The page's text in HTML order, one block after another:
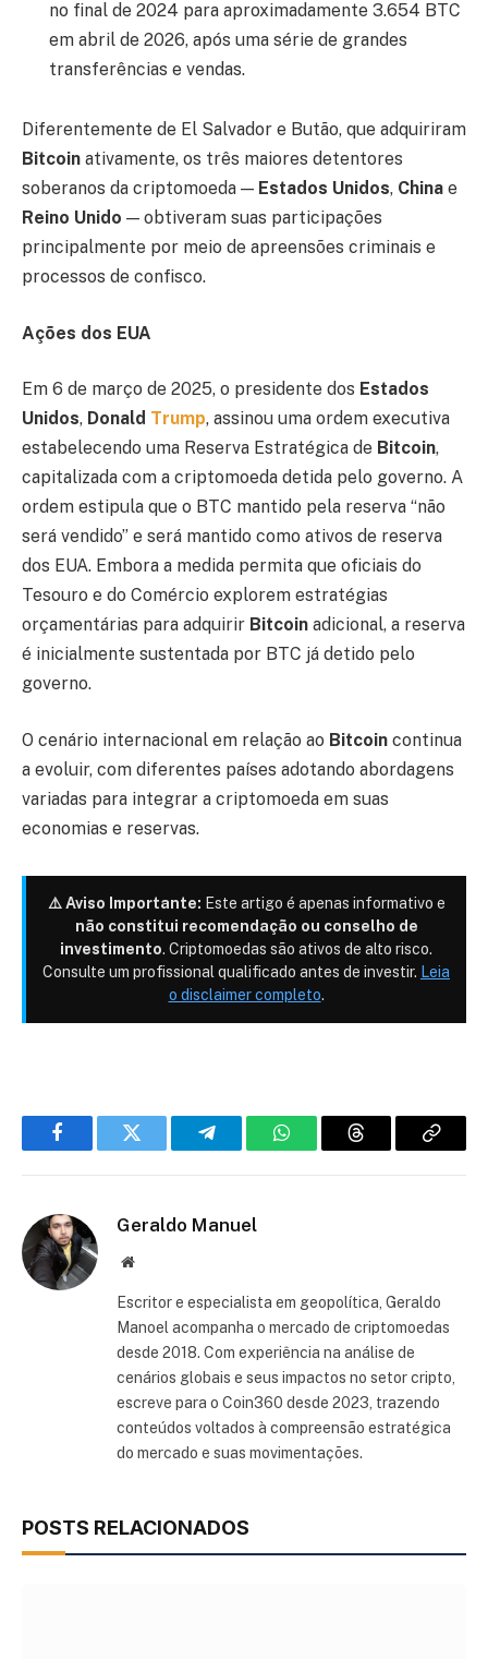
no final de 2024 para aproximadamente 3.654 BTC
em abril de 2026, após uma série de grandes
transferências e vendas.
Diferentemente de El Salvador e Butão, que adquiriram
Bitcoin ativamente, os três maiores detentores
soberanos da criptomoeda — Estados Unidos, China e
Reino Unido — obtiveram suas participações
principalmente por meio de apreensões criminais e
processos de confisco.
Ações dos EUA
Em 6 de março de 2025, o presidente dos Estados
Unidos, Donald Trump, assinou uma ordem executiva
estabelecendo uma Reserva Estratégica de Bitcoin,
capitalizada com a criptomoeda detida pelo governo. A
ordem estipula que o BTC mantido pela reserva “não
será vendido” e será mantido como ativos de reserva
dos EUA. Embora a medida permita que oficiais do
Tesouro e do Comércio explorem estratégias
orçamentárias para adquirir Bitcoin adicional, a reserva
é inicialmente sustentada por BTC já detido pelo
governo.
O cenário internacional em relação ao Bitcoin continua
a evoluir, com diferentes países adotando abordagens
variadas para integrar a criptomoeda em suas
economias e reservas.
⚠️ Aviso Importante: Este artigo é apenas informativo e
não constitui recomendação ou conselho de
investimento. Criptomoedas são ativos de alto risco.
Consulte um profissional qualificado antes de investir. Leia
o disclaimer completo.
FacebookTwitter TelegramWhatsAppThreads Copiar
Geraldo Manuel
Site
Escritor e especialista em geopolítica, Geraldo
Manoel acompanha o mercado de criptomoedas
desde 2018. Com experiência na análise de
cenários globais e seus impactos no setor cripto,
escreve para o Coin360 desde 2023, trazendo
conteúdos voltados à compreensão estratégica
do mercado e suas movimentações.
POSTS RELACIONADOS